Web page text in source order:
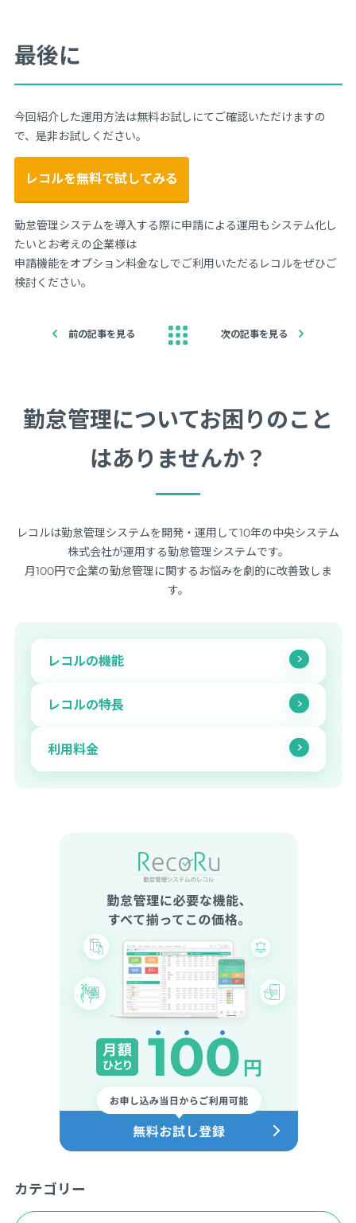
最後に
今回紹介した運用方法は無料お試しにてご確認いただけますの
で、是非お試しください。
レコルを無料で試してみる
勤怠管理システムを導入する際に申請による運用もシステム化し
たいとお考えの企業様は
申請機能をオプション料金なしでご利用いただるレコルをぜひご
検討ください。
前の記事を見る 次の記事を見る
勤怠管理についてお困りのこと
はありませんか？
レコルは勤怠管理システムを開発・運用して10年の中央システム
株式会社が運用する勤怠管理システムです。
月100円で企業の勤怠管理に関するお悩みを劇的に改善致しま
す。
レコルの機能
レコルの特長
利用料金
カテゴリー